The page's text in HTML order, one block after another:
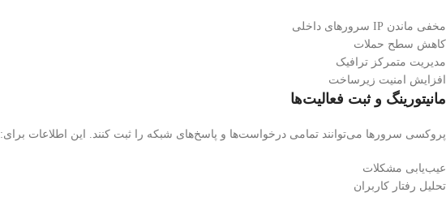
مخفی ماندن IP سرورهای داخلی
کاهش سطح حملات
مدیریت متمرکز ترافیک
افزایش امنیت زیرساخت
مانیتورینگ و ثبت فعالیت‌ها
پروکسی سرورها می‌توانند تمامی درخواست‌ها و پاسخ‌های شبکه را ثبت کنند. این اطلاعات برای:
عیب‌یابی مشکلات
تحلیل رفتار کاربران